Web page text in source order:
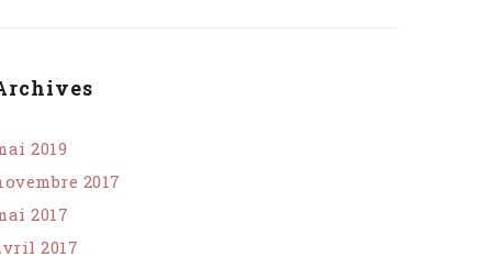
2019
2017
2017
2017